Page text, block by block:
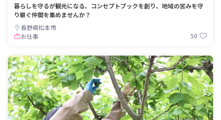
暮らしを守るが観光になる。コンセプトブックを創り、地域の営みを守
り継ぐ仲間を集めませんか？
長野県松本市
お仕事
50